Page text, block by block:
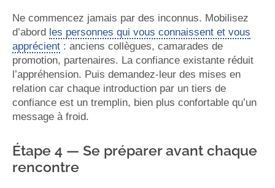
Ne commencez jamais par des inconnus. Mobilisez
d’abord les personnes qui vous connaissent et vous
apprécient : anciens collègues, camarades de
promotion, partenaires. La confiance existante réduit
l’appréhension. Puis demandez-leur des mises en
relation car chaque introduction par un tiers de
confiance est un tremplin, bien plus confortable qu’un
message à froid.
Étape 4 — Se préparer avant chaque
rencontre